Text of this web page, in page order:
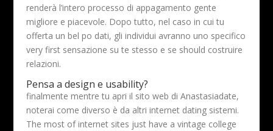
renderà l’intero processo di appagamento gente
migliore e piacevole. Dopo tutto, nel caso in cui tu
offerta un bel po dati, gli individui avranno uno specifico
very first sensazione su te stesso e se should costruire
relazioni.
Pensa a design e usability?
finalmente mentre tu apri il sito web di Anastasiadate,
noterai come diverso è da altri internet dating sistemi.
The most of internet sites just have a vintage college